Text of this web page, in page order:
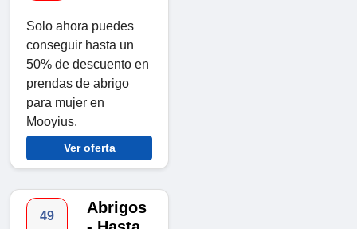
Solo ahora puedes
conseguir hasta un
50% de descuento en
prendas de abrigo
para mujer en
Mooyius.
Ver oferta
49
Abrigos